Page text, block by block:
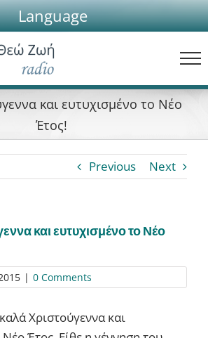
Language
και ευτυχισμένο το Νέο
Έτος!
Previous Next
και ευτυχισμένο το Νέο
| 0 Comments
Χριστούγεννα και